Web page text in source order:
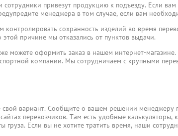
привезут продукцию к подъезду. Если
менеджера в том случае, если вам
сохранность изделий во время
причине мы отказались от пунктов выдачи.
можете оформить заказ в нашем интернет-магазине.
компании. Мы сотрудничаем с крупными
вариант. Сообщите о вашем решении менеджеру
перевозчиков. Там есть удобные калькуляторы,
груза. Если вы не хотите тратить время, наши